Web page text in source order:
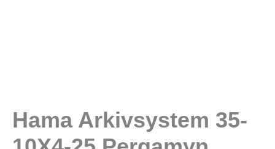
Hama Arkivsystem 35-